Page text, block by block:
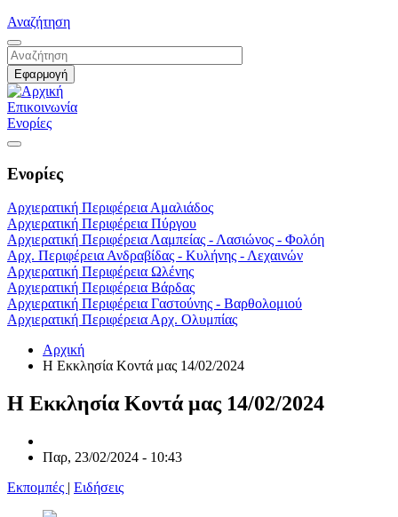
Αναζήτηση
Επικοινωνία
Ενορίες
Ενορίες
Αρχιερατική Περιφέρεια Αμαλιάδος
Αρχιερατική Περιφέρεια Πύργου
Αρχιερατική Περιφέρεια Λαμπείας - Λασιώνος - Φολόη
Αρχ. Περιφέρεια Ανδραβίδας - Κυλήνης - Λεχαινών
Αρχιερατική Περιφέρεια Ωλένης
Αρχιερατική Περιφέρεια Βάρδας
Αρχιερατική Περιφέρεια Γαστούνης - Βαρθολομιού
Αρχιερατική Περιφέρεια Αρχ. Ολυμπίας
Αρχική
Η Εκκλησία Κοντά μας 14/02/2024
Η Εκκλησία Κοντά μας 14/02/2024
Παρ, 23/02/2024 - 10:43
Εκπομπές | Ειδήσεις